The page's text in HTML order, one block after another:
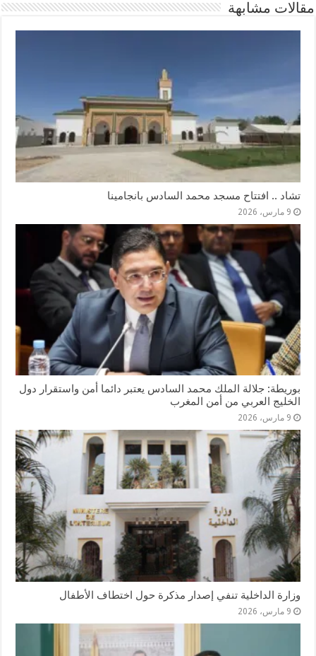
مقالات مشابهة
تشاد .. افتتاح مسجد محمد السادس بانجامينا
9 مارس، 2026
بوريطة: جلالة الملك محمد السادس يعتبر دائما أمن واستقرار دول
الخليج العربي من أمن المغرب
9 مارس، 2026
وزارة الداخلية تنفي إصدار مذكرة حول اختطاف الأطفال
9 مارس، 2026